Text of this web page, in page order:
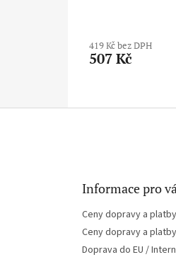
419 Kč bez DPH
507 Kč
Informace pro
Ceny dopravy a
Ceny dopravy a
Doprava do EU /